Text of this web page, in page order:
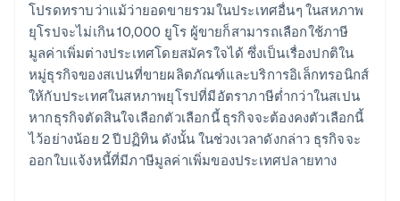
โปรดทราบว่าแม้ว่ายอดขายรวมในประเทศอื่นๆ ในสหภาพ
ยุโรปจะไม่เกิน 10,000 ยูโร ผู้ขายก็สามารถเลือกใช้ภาษี
มูลค่าเพิ่มต่างประเทศโดยสมัครใจได้ ซึ่งเป็นเรื่องปกติใน
หมู่ธุรกิจของสเปนที่ขายผลิตภัณฑ์และบริการอิเล็กทรอนิกส์
ให้กับประเทศในสหภาพยุโรปที่มีอัตราภาษีต่ำกว่าในสเปน
หากธุรกิจตัดสินใจเลือกตัวเลือกนี้ ธุรกิจจะต้องคงตัวเลือกนี้
ไว้อย่างน้อย 2 ปีปฏิทิน ดังนั้น ในช่วงเวลาดังกล่าว ธุรกิจจะ
ออกใบแจ้งหนี้ที่มีภาษีมูลค่าเพิ่มของประเทศปลายทาง